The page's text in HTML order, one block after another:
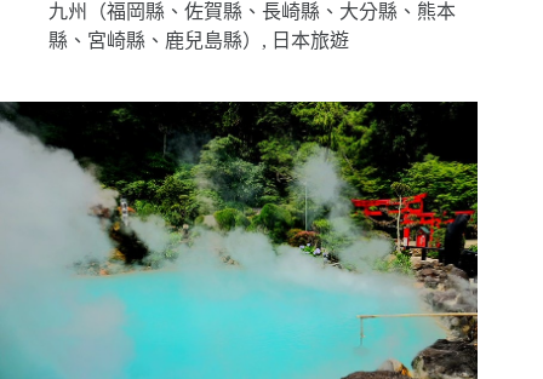
九州（福岡縣、佐賀縣、長崎縣、大分縣、熊本
縣、宮崎縣、鹿兒島縣） , 日本旅遊